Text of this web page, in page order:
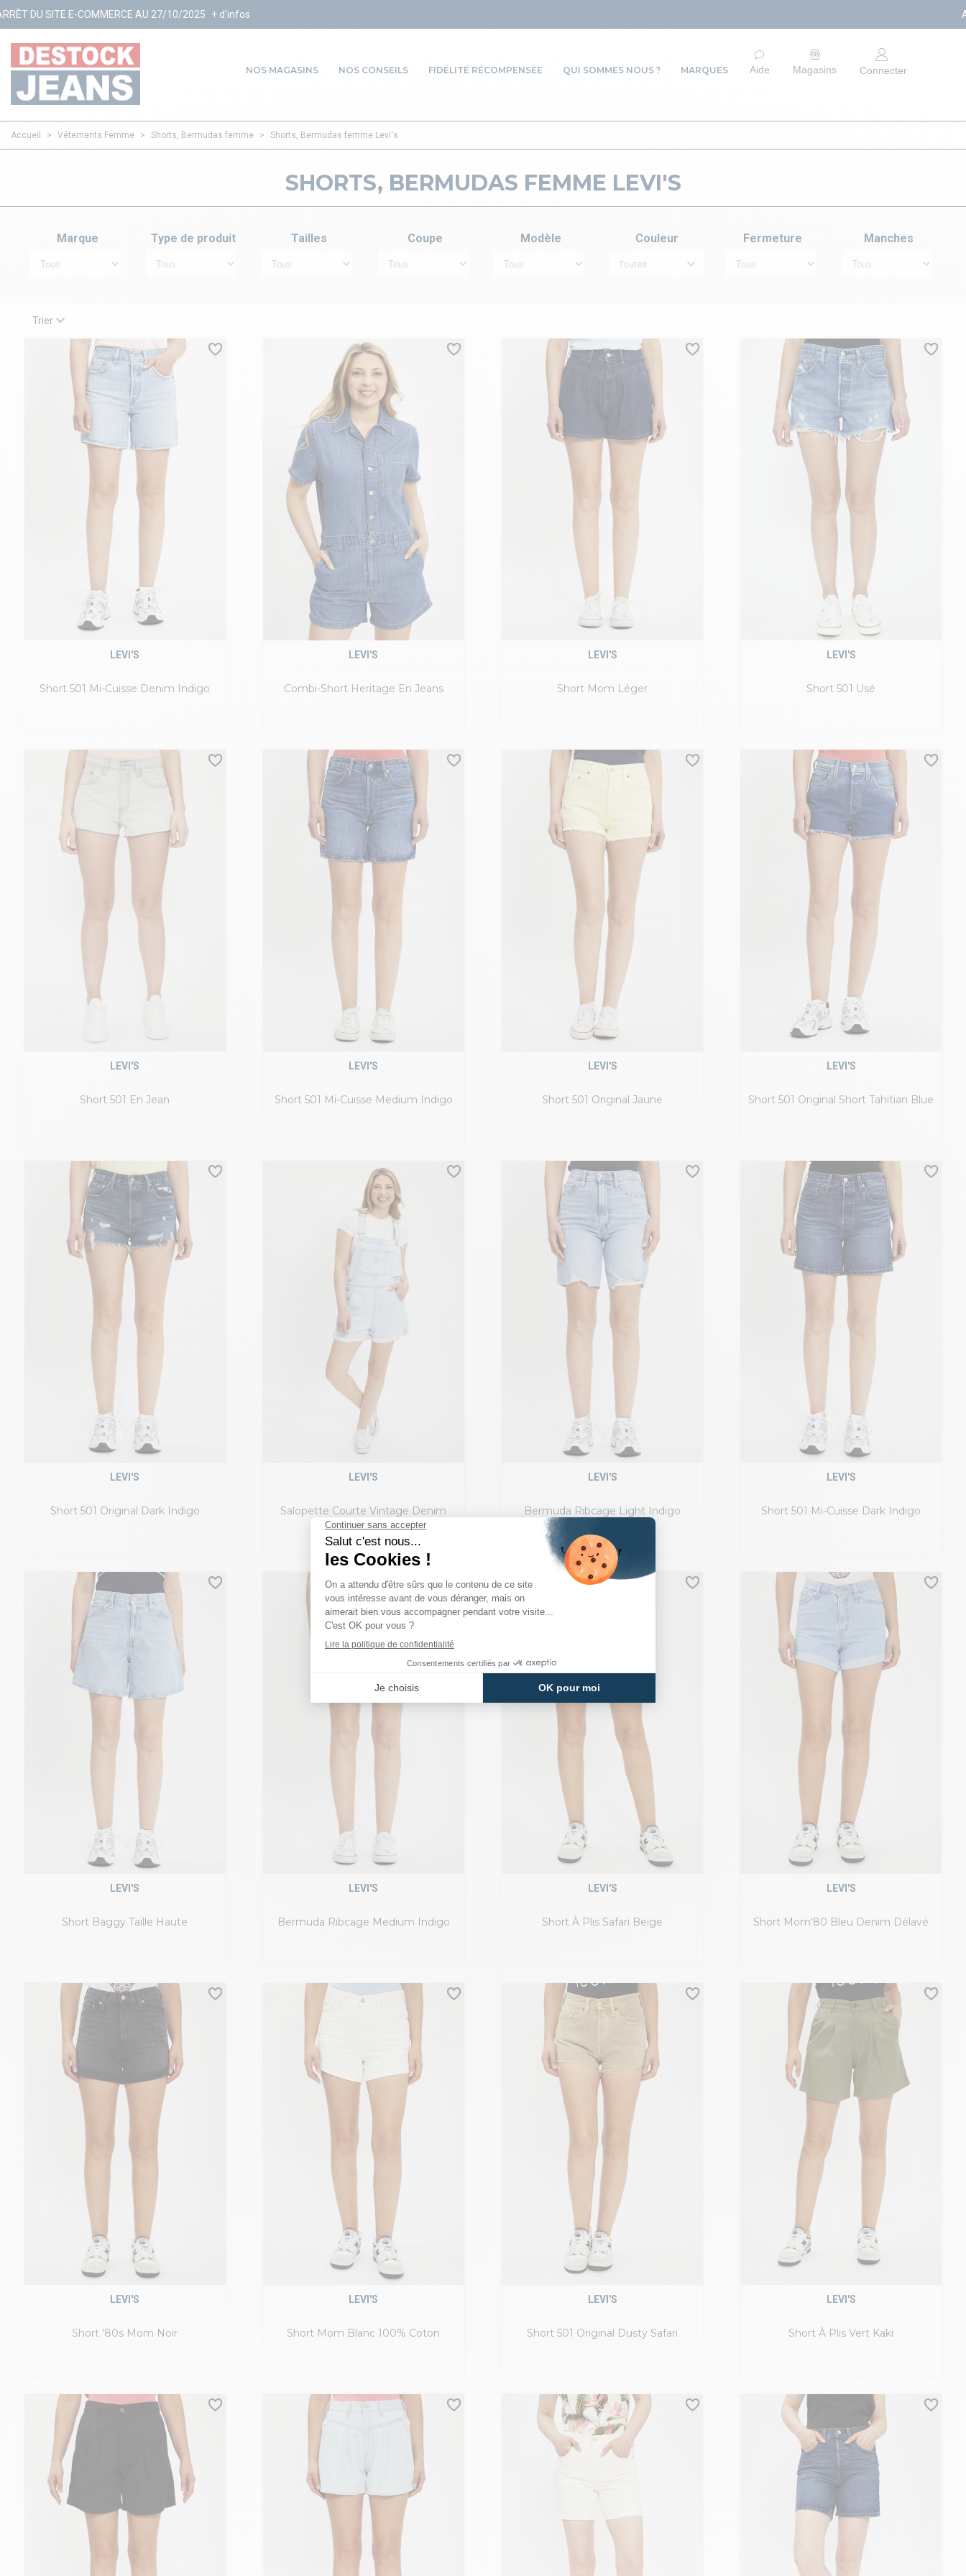
AU 27/10/2025 + d'infos ARRÊT DU SITE E-
NOS MAGASINS NOS CONSEILS FIDÉLITÉ RÉCOMPENSÉE QUI SOMMES NOUS ? MARQUES Aide Magasins Connecter
Accueil > Vêtements Femme > Shorts, Bermudas femme > Shorts, Bermudas femme Levi's
SHORTS, BERMUDAS FEMME LEVI'S
Marque Type de produit Tailles Coupe Modèle Couleur
Toutes
Fermeture Manches
Trier
Short 501 Mi-Cuisse Denim Indigo
LEVI'S
Combi-Short Heritage En Jeans
LEVI'S
Short Mom Léger
LEVI'S
Short 501 Usé
LEVI'S
Short 501 En Jean
LEVI'S
Short 501 Mi-Cuisse Medium Indigo
LEVI'S
Short 501 Original Jaune
LEVI'S
Short 501 Original Short Tahitian Blue
LEVI'S
Short 501 Original Dark Indigo
LEVI'S
Salopette Courte Vintage Denim
Délavé
LEVI'S
Bermuda Ribcage Light Indigo
LEVI'S
Short 501 Mi-Cuisse Dark Indigo
LEVI'S
Short Baggy Taille Haute
LEVI'S
Bermuda Ribcage Medium Indigo
LEVI'S
Short À Plis Safari Beige
LEVI'S
Short Mom'80 Bleu Denim Délavé
LEVI'S
Short '80s Mom Noir
LEVI'S
Short Mom Blanc 100% Coton
LEVI'S
Short 501 Original Dusty Safari
LEVI'S
Short À Plis Vert Kaki
LEVI'S